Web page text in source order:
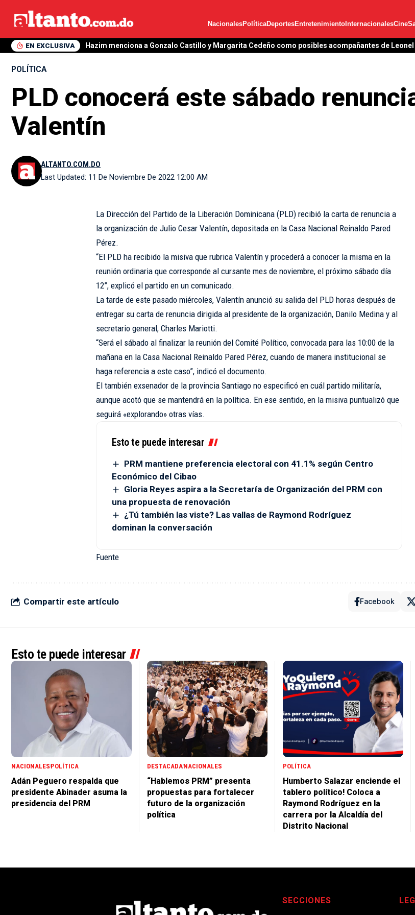
NacionalesPolíticaDeportesEntretenimiento InternacionalesCine
EN EXCLUSIVA Hazim menciona a Gonzalo Castillo y Margarita Cedeño como posibles acompañantes de Leonel
POLÍTICA
PLD conocerá este sábado
Valentín
Last Updated: 11 De Noviembre De 2022 12:00 AM
ALTANTO.COM.DO
La Dirección del Partido de la Liberación Dominicana (PLD) recibió la carta de renuncia a
la organización de Julio Cesar Valentín, depositada en la Casa Nacional Reinaldo Pared
Pérez.
“El PLD ha recibido la misiva que rubrica Valentín y procederá a conocer la misma en la
reunión ordinaria que corresponde al cursante mes de noviembre, el próximo sábado día
12”, explicó el partido en un comunicado.
La tarde de este pasado miércoles, Valentín anunció su salida del PLD horas después de
entregar su carta de renuncia dirigida al presidente de la organización, Danilo Medina y al
secretario general, Charles Mariotti.
“Será el sábado al finalizar la reunión del Comité Político, convocada para las 10:00 de la
mañana en la Casa Nacional Reinaldo Pared Pérez, cuando de manera institucional se
haga referencia a este caso”, indicó el documento.
El también exsenador de la provincia Santiago no especificó en cuál partido militaría,
aunque acotó que se mantendrá en la política. En ese sentido, en la misiva puntualizó que
seguirá «explorando» otras vías.
Esto te puede interesar
PRM mantiene preferencia electoral con 41.1% según Centro
Económico del Cibao
Gloria Reyes aspira a la Secretaría de Organización del PRM con
una propuesta de renovación
¿Tú también las viste? Las vallas de Raymond Rodríguez
dominan la conversación
Fuente
Compartir este artículo Facebook
Esto te puede interesar
NACIONALESPOLÍTICA
Adán Peguero respalda que
presidente Abinader asuma la
presidencia del PRM
DESTACADANACIONALES
“Hablemos PRM” presenta
propuestas para fortalecer
futuro de la organización
política
POLÍTICA
Humberto Salazar enciende el
tablero político! Coloca a
Raymond Rodríguez en la
carrera por la Alcaldía del
Distrito Nacional
SECCIONES